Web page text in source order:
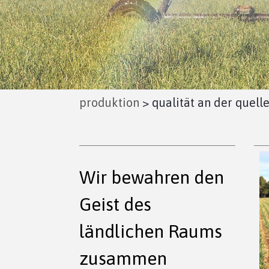
produktion > qualität an der quelle
Wir bewahren den
Geist des
ländlichen Raums
zusammen